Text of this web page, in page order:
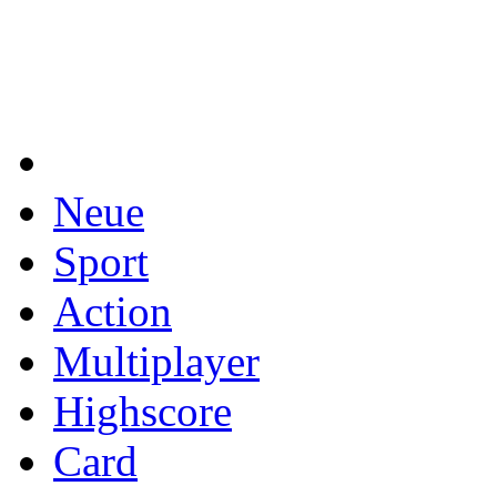
Neue
Sport
Action
Multiplayer
Highscore
Card